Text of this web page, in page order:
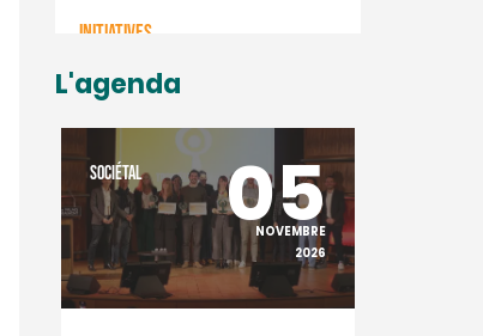
INITIATIVES
L'agenda
SOCIÉTAL 05
NOVEMBRE
2026